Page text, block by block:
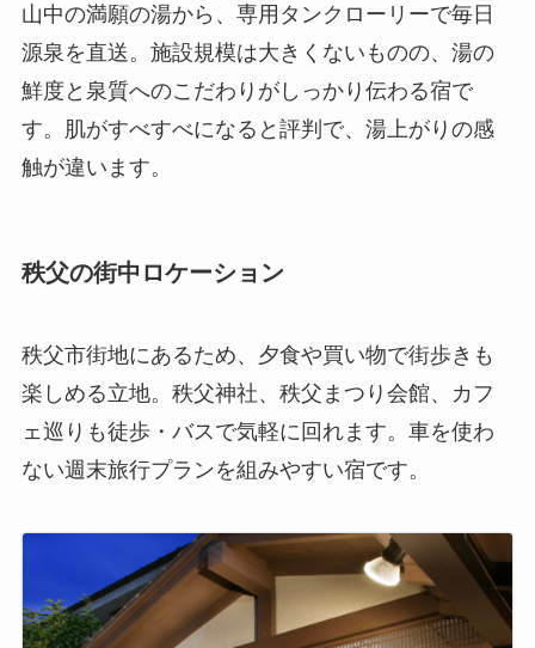
山中の満願の湯から、専用タンクローリーで毎日
源泉を直送。施設規模は大きくないものの、湯の
鮮度と泉質へのこだわりがしっかり伝わる宿で
す。肌がすべすべになると評判で、湯上がりの感
触が違います。
秩父の街中ロケーション
秩父市街地にあるため、夕食や買い物で街歩きも
楽しめる立地。秩父神社、秩父まつり会館、カフ
ェ巡りも徒歩・バスで気軽に回れます。車を使わ
ない週末旅行プランを組みやすい宿です。